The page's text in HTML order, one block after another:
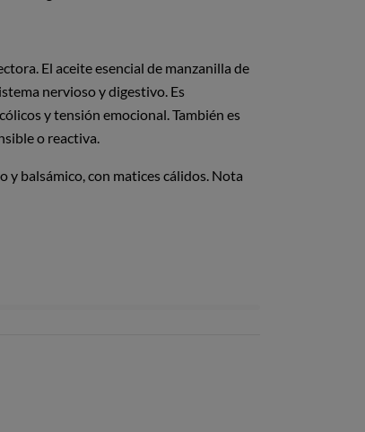
El aceite esencial de manzanilla de
nervioso y digestivo. Es
y tensión emocional. También es
o reactiva.
y balsámico, con matices cálidos. Nota